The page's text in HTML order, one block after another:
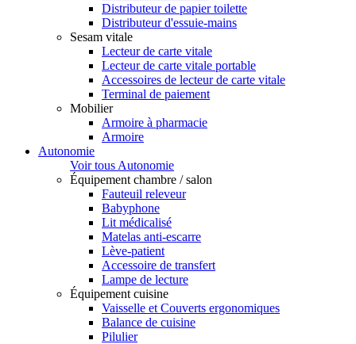
Distributeur de papier toilette
Distributeur d'essuie-mains
Sesam vitale
Lecteur de carte vitale
Lecteur de carte vitale portable
Accessoires de lecteur de carte vitale
Terminal de paiement
Mobilier
Armoire à pharmacie
Armoire
Autonomie
Voir tous Autonomie
Équipement chambre / salon
Fauteuil releveur
Babyphone
Lit médicalisé
Matelas anti-escarre
Lève-patient
Accessoire de transfert
Lampe de lecture
Équipement cuisine
Vaisselle et Couverts ergonomiques
Balance de cuisine
Pilulier